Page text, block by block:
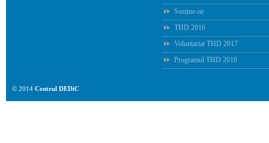
Susține-ne
THD 2016
Voluntariat THD 2017
Programul THD 2016
© 2014 Centrul DEDiC